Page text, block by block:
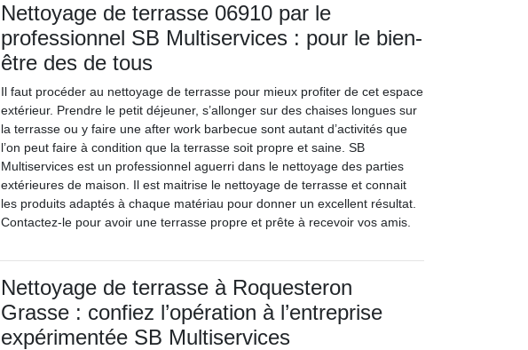
Nettoyage de terrasse 06910 par le
professionnel SB Multiservices : pour le bien-
être des de tous
Il faut procéder au nettoyage de terrasse pour mieux profiter de cet espace
extérieur. Prendre le petit déjeuner, s’allonger sur des chaises longues sur
la terrasse ou y faire une after work barbecue sont autant d’activités que
l’on peut faire à condition que la terrasse soit propre et saine. SB
Multiservices est un professionnel aguerri dans le nettoyage des parties
extérieures de maison. Il est maitrise le nettoyage de terrasse et connait
les produits adaptés à chaque matériau pour donner un excellent résultat.
Contactez-le pour avoir une terrasse propre et prête à recevoir vos amis.
Nettoyage de terrasse à Roquesteron
Grasse : confiez l’opération à l’entreprise
expérimentée SB Multiservices